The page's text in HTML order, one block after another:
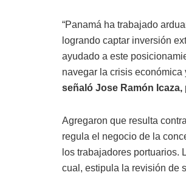
“Panamá ha trabajado
logrando captar inversión
ayudado a este
navegar la crisis económica
señaló Jose Ramón Icaza,
Agregaron que resulta
regula el negocio de la
los trabajadores portuarios.
cual, estipula la revisión de